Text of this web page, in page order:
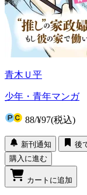
青木Ｕ平
少年・青年マンガ
88/¥97(税込)
新刊通知
後
購入に進む
カートに追加